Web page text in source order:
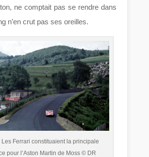
ne comptait pas se rendre dans
n’en crut pas ses oreilles.
Les Ferrari constituaient la principale
pour l’Aston Martin de Moss © DR